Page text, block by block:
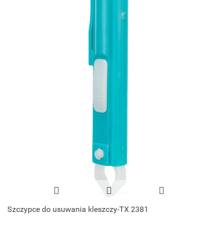
Szczypce do usuwania kleszczy-TX 2381